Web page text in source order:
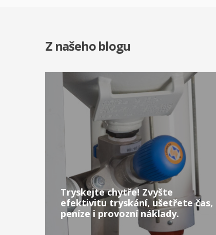
Z našeho blogu
Tryskejte chytře! Zvyšte
efektivitu tryskání, ušetřete čas,
peníze i provozní náklady.